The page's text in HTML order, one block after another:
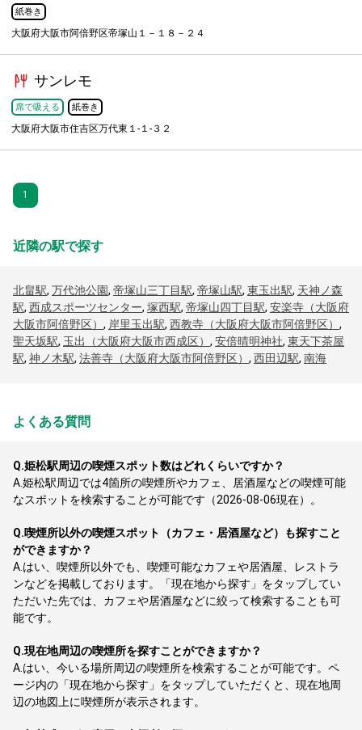
紙巻き
大阪府大阪市阿倍野区帝塚山１－１８－２４
サンレモ
席で吸える 紙巻き
大阪府大阪市住吉区万代東１-１-３２
1
近隣の駅で探す
北畠駅, 万代池公園, 帝塚山三丁目駅, 帝塚山駅, 東玉出駅, 天神ノ森
駅, 西成スポーツセンター, 塚西駅, 帝塚山四丁目駅, 安楽寺（大阪府
大阪市阿倍野区） , 岸里玉出駅, 西教寺（大阪府大阪市阿倍野区） ,
聖天坂駅, 玉出（大阪府大阪市西成区） , 安倍晴明神社, 東天下茶屋
駅, 神ノ木駅, 法善寺（大阪府大阪市阿倍野区） , 西田辺駅, 南海
よくある質問
Q.姫松駅周辺の喫煙スポット数はどれくらいですか？
A.姫松駅周辺では4箇所の喫煙所やカフェ、居酒屋などの喫煙可能
なスポットを検索することが可能です（2026-08-06現在）。
Q.喫煙所以外の喫煙スポット（カフェ・居酒屋など）も探すこと
ができますか？
A. はい、喫煙所以外でも、喫煙可能なカフェや居酒屋、レストラ
ンなどを掲載しております。「現在地から探す」をタップしてい
ただいた先では、カフェや居酒屋などに絞って検索することも可
能です。
Q.現在地周辺の喫煙所を探すことができますか？
A. はい、今いる場所周辺の喫煙所を検索することが可能です。ペ
ージ内の「現在地から探す」をタップしていただくと、現在地周
辺の地図上に喫煙所が表示されます。